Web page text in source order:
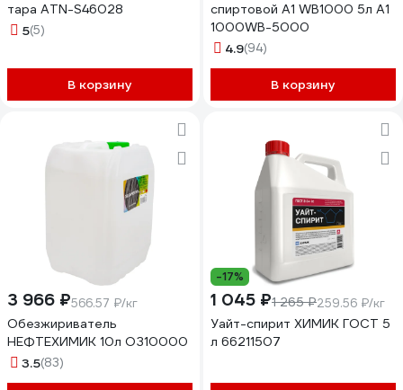
тара ATN-S46028
5(5)
В корзину
спиртовой А1 WB1000 5л A1
1000WB-5000
4.9(94)
В корзину
3 966 ₽566.57 ₽/кг
Обезжириватель
НЕФТЕХИМИК 10л ОЗ10000
3.5(83)
-17%
1 045 ₽1 265 ₽259.56 ₽/кг
Уайт-спирит ХИМИК ГОСТ 5
л 66211507